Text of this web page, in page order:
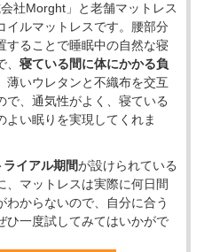
社Morght」と老舗マットレス
イルマットレスです。腰部分
することで睡眠中の自然な寝
寝ている間に体にかかる負
薄いウレタンと不織布を交互
で、通気性がよく、寝ている
よい眠りを実現してくれま
イアル期間が設けられている
、マットレスは実際に何日間
からないので、自分に合う
ひ一度試してみてはいかがで